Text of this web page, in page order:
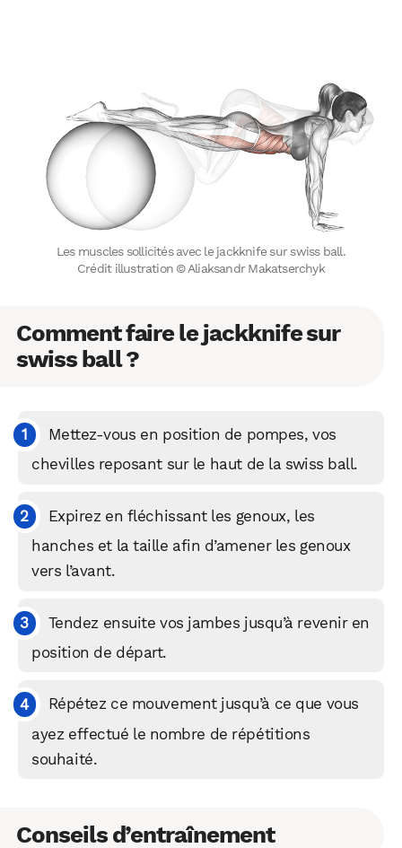
Les muscles sollicités avec le jackknife sur swiss ball.
Crédit illustration © Aliaksandr Makatserchyk
Comment faire le jackknife sur
swiss ball ?
Mettez-vous en position de pompes, vos
chevilles reposant sur le haut de la swiss ball.
Expirez en fléchissant les genoux, les
hanches et la taille afin d’amener les genoux
vers l’avant.
Tendez ensuite vos jambes jusqu’à revenir en
position de départ.
Répétez ce mouvement jusqu’à ce que vous
ayez effectué le nombre de répétitions
souhaité.
Conseils d’entraînement